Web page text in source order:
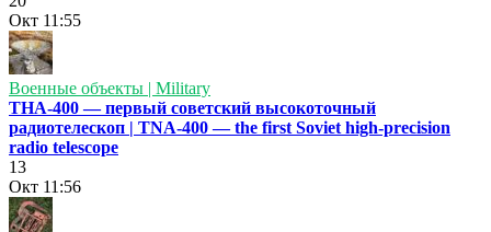
Окт 11:55
Военные объекты | Military
ТНА-400 — первый советский высокоточный
радиотелескоп | TNA-400 — the first Soviet high-precision
radio telescope
13
Окт 11:56